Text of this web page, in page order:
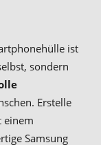
ist
sondern
Erstelle
einem
Samsung